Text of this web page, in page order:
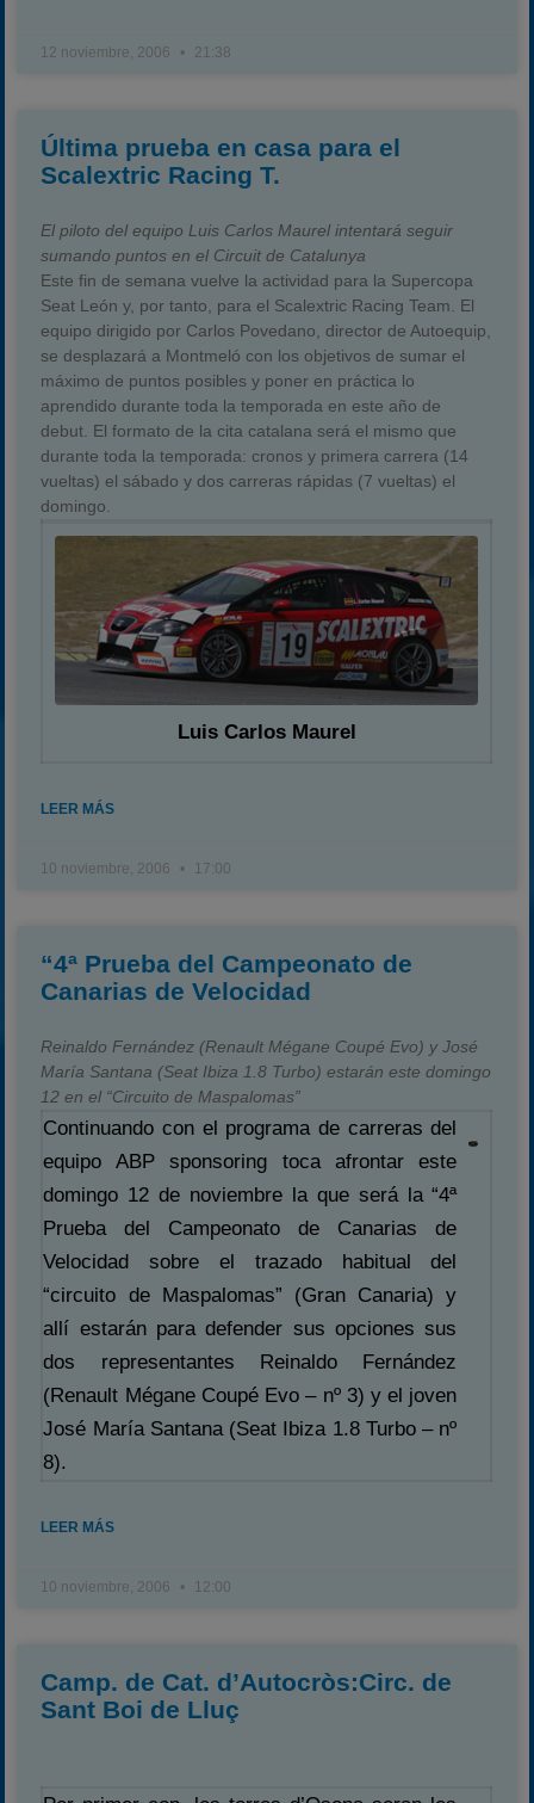
12 noviembre, 2006 21:38
Última prueba en casa para el
Scalextric Racing T.
El piloto del equipo Luis Carlos Maurel intentará seguir
sumando puntos en el Circuit de Catalunya
Este fin de semana vuelve la actividad para la Supercopa
Seat León y, por tanto, para el Scalextric Racing Team. El
equipo dirigido por Carlos Povedano, director de Autoequip,
se desplazará a Montmeló con los objetivos de sumar el
máximo de puntos posibles y poner en práctica lo
aprendido durante toda la temporada en este año de
debut. El formato de la cita catalana será el mismo que
durante toda la temporada: cronos y primera carrera (14
vueltas) el sábado y dos carreras rápidas (7 vueltas) el
domingo.
Luis Carlos Maurel
LEER MÁS
10 noviembre, 2006 17:00
“4ª Prueba del Campeonato de
Canarias de Velocidad
Reinaldo Fernández (Renault Mégane Coupé Evo) y José
María Santana (Seat Ibiza 1.8 Turbo) estarán este domingo
12 en el “Circuito de Maspalomas”
Continuando con el programa de carreras del
equipo ABP sponsoring toca afrontar este
domingo 12 de noviembre la que será la “4ª
Prueba del Campeonato de Canarias de
Velocidad sobre el trazado habitual del
“circuito de Maspalomas” (Gran Canaria) y
allí estarán para defender sus opciones sus
dos representantes Reinaldo Fernández
(Renault Mégane Coupé Evo – nº 3) y el joven
José María Santana (Seat Ibiza 1.8 Turbo – nº
8).
LEER MÁS
10 noviembre, 2006 12:00
Camp. de Cat. d’Autocròs:Circ. de
Sant Boi de Lluç